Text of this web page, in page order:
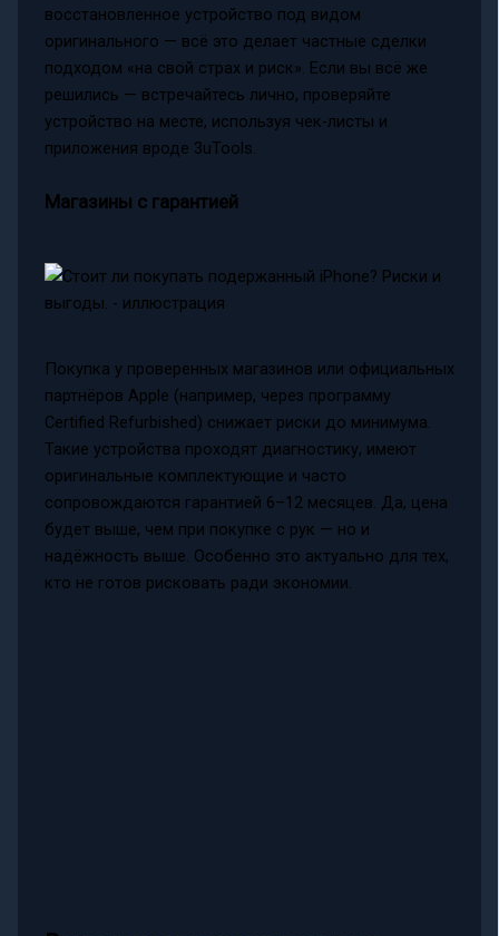
восстановленное устройство под видом
оригинального — всё это делает частные сделки
подходом «на свой страх и риск». Если вы всё же
решились — встречайтесь лично, проверяйте
устройство на месте, используя чек-листы и
приложения вроде 3uTools.
Магазины с гарантией
Покупка у проверенных магазинов или официальных
партнёров Apple (например, через программу
Certified Refurbished) снижает риски до минимума.
Такие устройства проходят диагностику, имеют
оригинальные комплектующие и часто
сопровождаются гарантией 6–12 месяцев. Да, цена
будет выше, чем при покупке с рук — но и
надёжность выше. Особенно это актуально для тех,
кто не готов рисковать ради экономии.